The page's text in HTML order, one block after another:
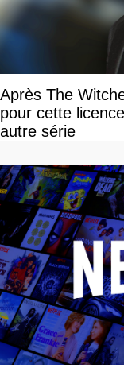
Après The
pour cette
autre série